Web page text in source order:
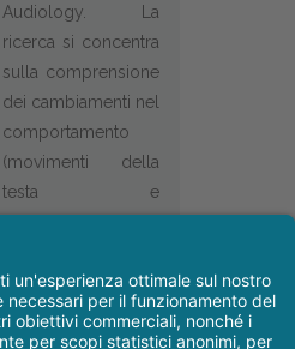
Audiology. La
ricerca si concentra
sulla comprensione
dei cambiamenti nel
comportamento
(movimenti della
testa e
strategie adottate da
persone con udito
normale e ipoudenti